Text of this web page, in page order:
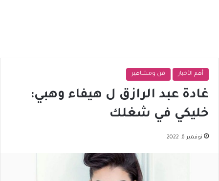
أهم الأخبار فن ومشاهير
غادة عبد الرازق ل هيفاء وهبي:
خليكي في شغلك
نوفمبر 6, 2022